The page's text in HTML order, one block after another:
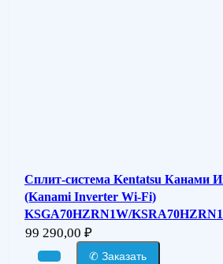
Сплит-система Kentatsu Канами
(Kanami Inverter Wi-Fi)
KSGA70HZRN1W/KSRA70HZRN1
99 290,00 ₽
✆ Заказать